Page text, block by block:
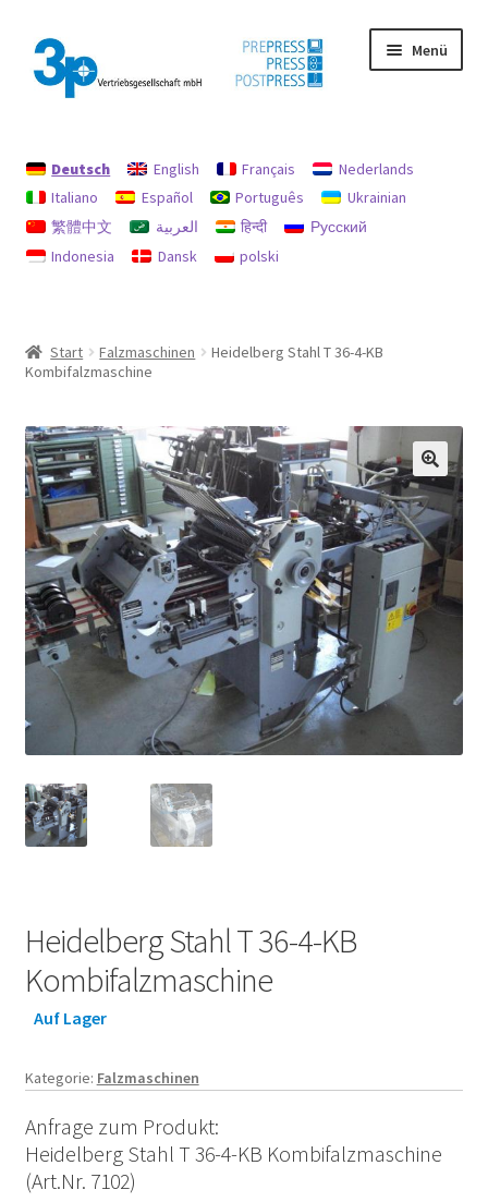
Zur
Navigation
springen
Zum
Inhalt
springen
Menü
Datenschutz
Gebrauchtmaschinen
Deutsch English Français
Nederlands
Italiano
Español Português
Ukrainian
繁體中文
العربية हिन्दी
Русский
Indonesia
Dansk polski
Start Falzmaschinen
Heidelberg Stahl T 36-4-KB
Kombifalzmaschine
Heidelberg Stahl T 36-4-KB
Kombifalzmaschine
Auf Lager
Kategorie: Falzmaschinen
Anfrage zum Produkt:
Heidelberg Stahl T 36-4-KB Kombifalzmaschine
(Art.Nr. 7102)